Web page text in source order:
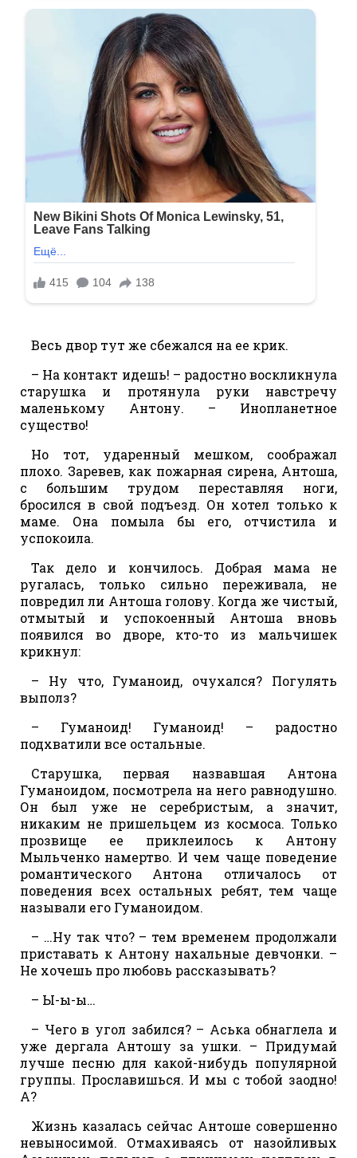
Весь двор тут же сбежался на ее крик.
– На контакт идешь! – радостно воскликнула
старушка и протянула руки навстречу
маленькому Антону. – Инопланетное
существо!
Но тот, ударенный мешком, соображал
плохо. Заревев, как пожарная сирена, Антоша,
с большим трудом переставляя ноги,
бросился в свой подъезд. Он хотел только к
маме. Она помыла бы его, отчистила и
успокоила.
Так дело и кончилось. Добрая мама не
ругалась, только сильно переживала, не
повредил ли Антоша голову. Когда же чистый,
отмытый и успокоенный Антоша вновь
появился во дворе, кто-то из мальчишек
крикнул:
– Ну что, Гуманоид, очухался? Погулять
выполз?
– Гуманоид! Гуманоид! – радостно
подхватили все остальные.
Старушка, первая назвавшая Антона
Гуманоидом, посмотрела на него равнодушно.
Он был уже не серебристым, а значит,
никаким не пришельцем из космоса. Только
прозвище ее приклеилось к Антону
Мыльченко намертво. И чем чаще поведение
романтического Антона отличалось от
поведения всех остальных ребят, тем чаще
называли его Гуманоидом.
– …Ну так что? – тем временем продолжали
приставать к Антону нахальные девчонки. –
Не хочешь про любовь рассказывать?
– Ы-ы-ы…
– Чего в угол забился? – Аська обнаглела и
уже дергала Антошу за ушки. – Придумай
лучше песню для какой-нибудь популярной
группы. Прославишься. И мы с тобой заодно!
А?
Жизнь казалась сейчас Антоше совершенно
невыносимой. Отмахиваясь от назойливых